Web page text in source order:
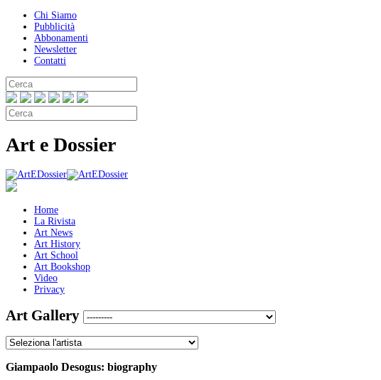
Chi Siamo
Pubblicità
Abbonamenti
Newsletter
Contatti
Art e Dossier
Home
La Rivista
Art News
Art History
Art School
Art Bookshop
Video
Privacy
Art Gallery
Giampaolo Desogus: biography